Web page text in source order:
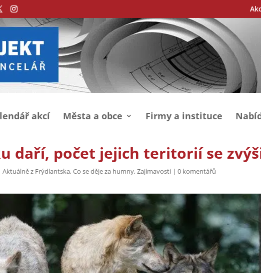
akcí Města a obce Firmy a instituce
daří, počet jejich teritorií se
Aktuálně z Frýdlantska,Co se děje za humny,Zajímavosti |0 komentářů